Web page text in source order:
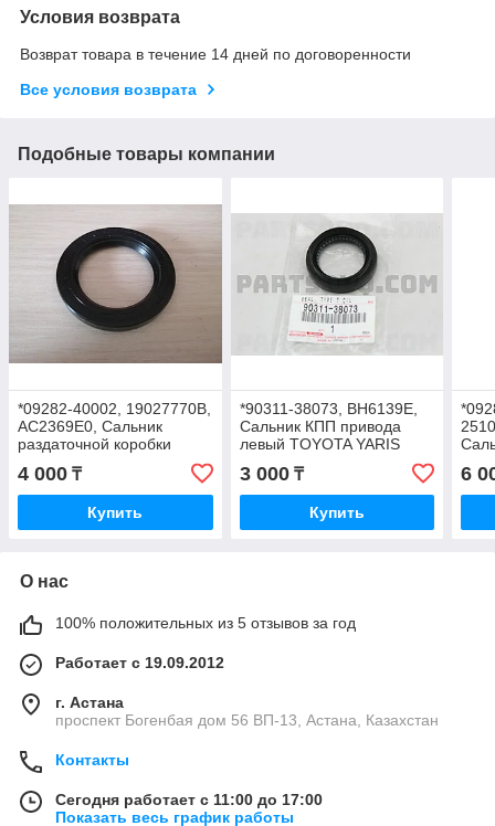
Условия возврата
Возврат товара в течение 14 дней по договоренности
Все условия возврата
Подобные товары компании
*09282-40002, 19027770B,
AC2369E0, Сальник
раздаточной коробки
SUZUKI GRAND VITARA
XL-7 V-2.5 V6 24V , 40-58-
8, CORTECO
4 000 ₸
Купить
*90311-38073, BH6139E,
Сальник КПП привода
левый TOYOTA YARIS
1998-2005, NOK, JAPAN,
38-56-9-15.6
3 000₸
Купить
6
О нас
100% положительных из 5 отзывов за год
Работает с 19.09.2012
г. Астана
проспект Богенбая дом 56 ВП-13, Астана, Казахстан
Контакты
Сегодня работает с 11:00 до 17:00
Показать весь график работы